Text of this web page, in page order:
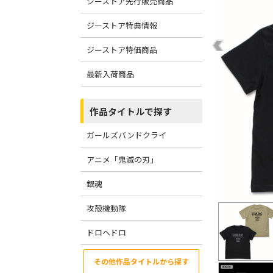
ジーストア特典情報
ジーストア特価商品
最新入荷商品
作品タイトルで探す
ガールズバンドクライ
アニメ「鬼滅の刃」
銀魂
攻殻機動隊
ドロヘドロ
その他作品タイトルから探す